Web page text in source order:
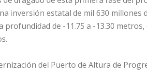
inversión estatal de mil 630 millones
de -11.75 a -13.30
del Puerto de Altura de